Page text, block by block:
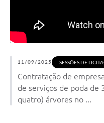
11/09/2025 SESSÕES DE
Contratação de
de serviços de poda de
quatro) árvores no ...